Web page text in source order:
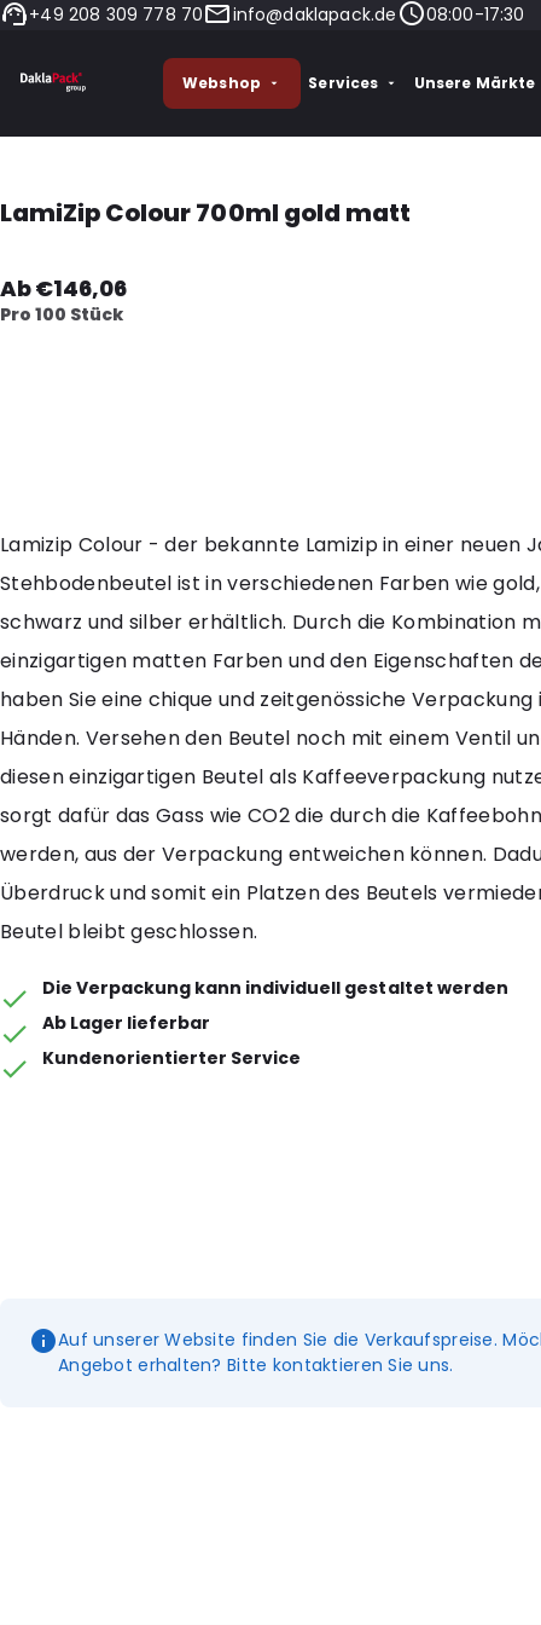
+49 208 309 778 70 info@daklapack.de 08:00-17:30
Webshop Services Unsere Märkte
LamiZip Colour 700ml gold matt
Ab €146,06
Pro 100 Stück
Lamizip Colour - der bekannte Lamizip in einer neuen
Stehbodenbeutel ist in verschiedenen Farben wie gold,
schwarz und silber erhältlich. Durch die Kombination
einzigartigen matten Farben und den Eigenschaften
haben Sie eine chique und zeitgenössiche Verpackung
Händen. Versehen den Beutel noch mit einem Ventil
diesen einzigartigen Beutel als Kaffeeverpackung
sorgt dafür das Gass wie CO2 die durch die
werden, aus der Verpackung entweichen können.
Überdruck und somit ein Platzen des Beutels
Beutel bleibt geschlossen.
Die Verpackung kann individuell gestaltet werden
Ab Lager lieferbar
Kundenorientierter Service
Auf unserer Website finden Sie die Verkaufspreise.
Angebot erhalten? Bitte kontaktieren Sie uns.